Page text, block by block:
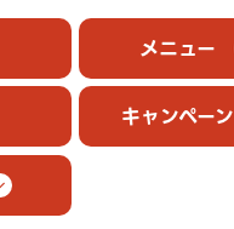
メニュー
キャンペーン